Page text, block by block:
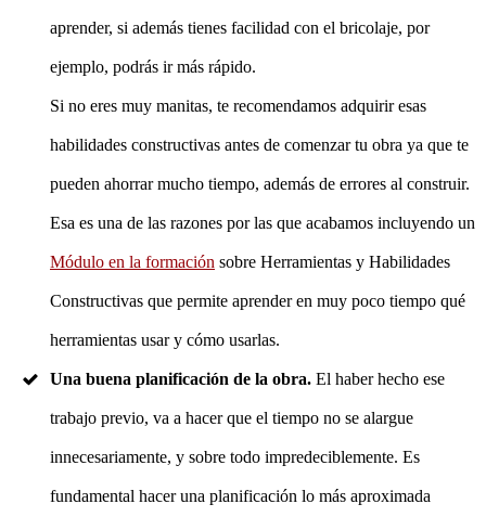
aprender, si además tienes facilidad con el bricolaje, por
ejemplo, podrás ir más rápido.
Si no eres muy manitas, te recomendamos adquirir esas
habilidades constructivas antes de comenzar tu obra ya que te
pueden ahorrar mucho tiempo, además de errores al construir.
Esa es una de las razones por las que acabamos incluyendo un
Módulo en la formación sobre Herramientas y Habilidades
Constructivas que permite aprender en muy poco tiempo qué
herramientas usar y cómo usarlas.
Una buena planificación de la obra. El haber hecho ese
trabajo previo, va a hacer que el tiempo no se alargue
innecesariamente, y sobre todo impredeciblemente. Es
fundamental hacer una planificación lo más aproximada